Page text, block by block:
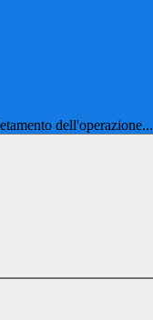
dell'operazione...